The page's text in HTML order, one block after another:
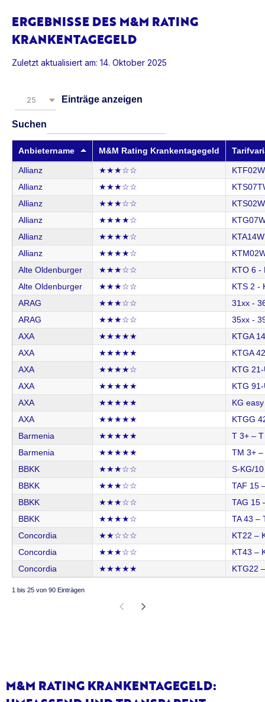
ERGEBNISSE DES M&M RATING
KRANKENTAGEGELD
Zuletzt aktualisiert am: 14. Oktober 2025
25 Einträge anzeigen
Suchen
Anbietername M&M Rating Krankentagegeld
Allianz ★★★☆☆
Allianz
★★★☆☆
Allianz
★★★☆☆
Allianz
★★★★☆
Allianz
★★★★☆
Allianz
★★★★☆
Alte Oldenburger
★★★☆☆
KTO 6 -
Alte Oldenburger
★★★☆☆
KTS 2 -
ARAG
★★★☆☆
31xx -
ARAG
★★★☆☆
35xx -
AXA
★★★★★
KTGA
AXA
★★★★★
KTGA
AXA
★★★★☆
KTG
AXA
★★★★★
KTG
AXA
★★★★★
KG easy
AXA
★★★★★
KTGG
Barmenia
★★★★★
T 3+ –
Barmenia
★★★★★
TM 3+
BBKK
★★★☆☆
S-KG/10
BBKK
★★★☆☆
TAF 15
BBKK
★★★☆☆
TAG 15
BBKK
★★★★☆
TA 43 –
Concordia
★★☆☆☆
KT22 –
Concordia
★★★☆☆
KT43 –
Concordia
★★★★★ KTG22
1 bis 25 von 90 Einträgen
M&M RATING KRANKENTAGEGELD: